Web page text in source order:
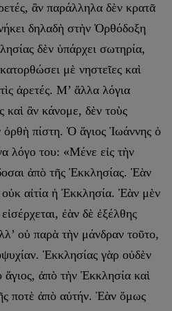
ἂν παράλληλα δὲν κρατᾶ
δηλαδὴ στὴν Ὀρθόδοξη
δὲν ὑπάρχει σωτηρία,
μὲ νηστεῖες καὶ
ἀρετές. Μ’ ἄλλα λόγια
καὶ ἂν κάνομε, δὲν τοὺς
ὀρθὴ πίστη. Ὁ ἅγιος Ἰωάννης ὁ
λόγο του: «Μένε εἰς τὴν
ἀπὸ τῆς Ἐκκλησίας. Ἐὰν
αἰτία ἡ Ἐκκλησία. Ἐὰν μὲν
ἐὰν δὲ ἐξέλθης
οὐ παρὰ τὴν μάνδραν τοῦτο,
Ἐκκλησίας γὰρ οὐδὲν
ἀπὸ τὴν Ἐκκλησία καὶ
ποτὲ ἀπὸ αὐτήν. Ἐὰν ὅμως